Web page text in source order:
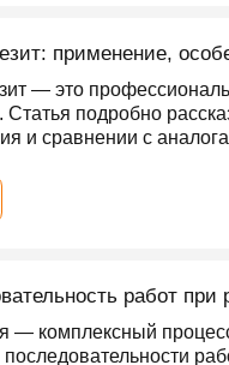
применение,
— это
Статья подробно
и сравнении с
работ при
— комплексный